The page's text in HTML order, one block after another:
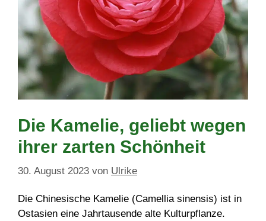
Die Kamelie, geliebt wegen
ihrer zarten Schönheit
30. August 2023 von Ulrike
Die Chinesische Kamelie (Camellia sinensis) ist in
Ostasien eine Jahrtausende alte Kulturpflanze.